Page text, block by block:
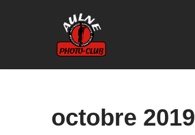
octobre 2019